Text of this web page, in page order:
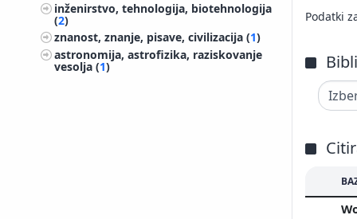
inženirstvo, tehnologija, biotehnologija
(2)
znanost, znanje, pisave, civilizacija (1)
astronomija, astrofizika, raziskovanje
vesolja (1)
Podatki